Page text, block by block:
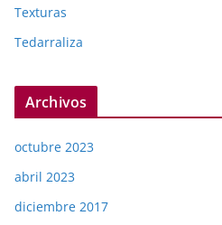
Texturas
Tedarraliza
Archivos
octubre 2023
abril 2023
diciembre 2017